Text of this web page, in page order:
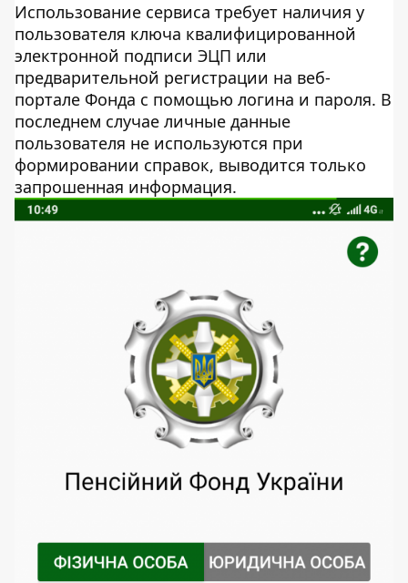
Использование сервиса требует наличия у
пользователя ключа квалифицированной
электронной подписи ЭЦП или
предварительной регистрации на веб-
портале Фонда с помощью логина и пароля. В
последнем случае личные данные
пользователя не используются при
формировании справок, выводится только
запрошенная информация.